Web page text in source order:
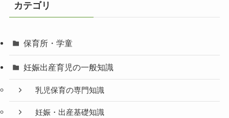
カテゴリ
保育所・学童
妊娠出産育児の一般知識
乳児保育の専門知識
妊娠・出産基礎知識